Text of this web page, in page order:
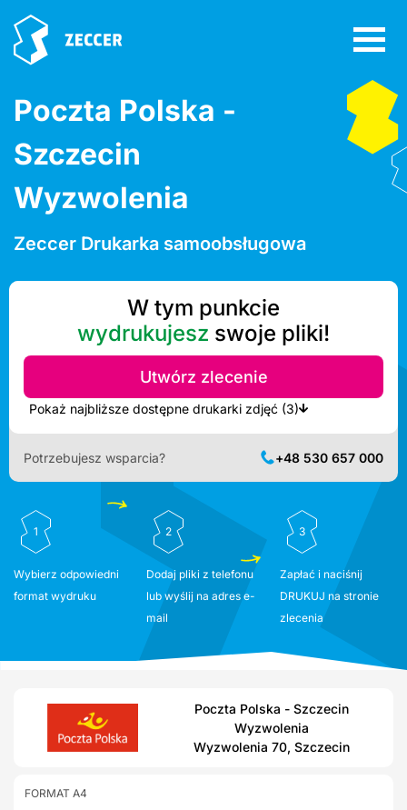
Poczta Polska -
Szczecin
Wyzwolenia
Zeccer Drukarka samoobsługowa
W tym punkcie
wydrukujesz swoje pliki!
Utwórz zlecenie
Pokaż najbliższe dostępne drukarki zdjęć (3)
Potrzebujesz wsparcia? +48 530 657 000
1
Wybierz odpowiedni
format wydruku
2
Dodaj pliki z telefonu
lub wyślij na adres e-
mail
3
Zapłać i naciśnij
DRUKUJ na stronie
zlecenia
Poczta Polska - Szczecin
Wyzwolenia
Wyzwolenia 70, Szczecin
FORMAT A4